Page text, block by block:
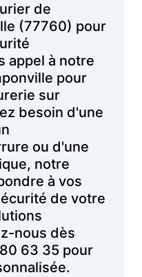
de
(77760) pour
appel à notre
pour
sur
besoin d'une
ou d'une
notre
à vos
de votre
nous dès
63 35 pour